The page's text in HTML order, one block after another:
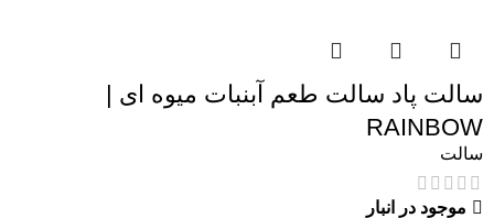
سالت پاد سالت طعم آبنبات میوه ای |
RAINBOW
سالت
موجود در انبار